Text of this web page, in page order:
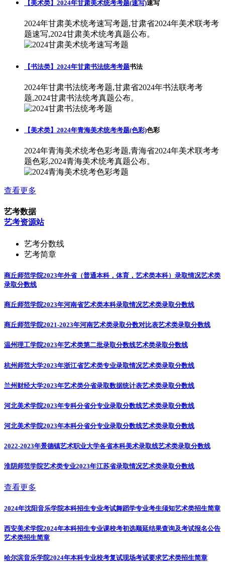
【美术类】2024年甘肃美术统考考题(速写)速写
2024年甘肃美术统考速写考题,甘肃省2024年美术联考考
题速写,2024甘肃美术统考真题公布。
【书法类】2024年甘肃书法统考考题书法
2024年甘肃书法统考考题,甘肃省2024年书法联考考
题,2024甘肃书法统考真题公布。
【美术类】2024年青海美术统考考题(色彩)色彩
2024年青海美术统考色彩考题,青海省2024年美术联考考
题色彩,2024青海美术统考真题公布。
查看更多
艺考数据
艺考资源站
艺考分数线
艺考简章
商丘师范学院2023年外省（普通本科，体育，艺术类本科）录取情况艺术类
录取分数线
商丘师范学院2023年河南省艺术类本科录取情况艺术类录取分数线
商丘师范学院2021-2023年河南艺术类录取分数对比表艺术类录取分数线
温州理工学院2023年艺术类第二批录取分数线艺术类录取分数线
杭州师范大学2023年浙江省艺术类专业录取情况艺术类录取分数线
兰州财经大学2023年艺术类分省录取数据统计表艺术类录取分数线
河北美术学院2023年专科分省分专业录取分数线艺术类录取分数线
河北美术学院2023年本科分省分专业录取分数线艺术类录取分数线
2022-2023年景德镇艺术职业大学各省本科美术录取线艺术类录取分数线
淮阴师范学院艺术类专业2023年江苏省录取情况艺术类录取分数线
查看更多
2024年沈阳音乐学院本科招生专业考试舞蹈学专业考生须知艺术类招生简章
西安美术学院2024年本科招生专业课校考初选顺延结果查询及考试报名公告
艺术类招生简章
哈尔滨音乐学院2024年本科专业校考复试现场考试要求艺术类招生简章